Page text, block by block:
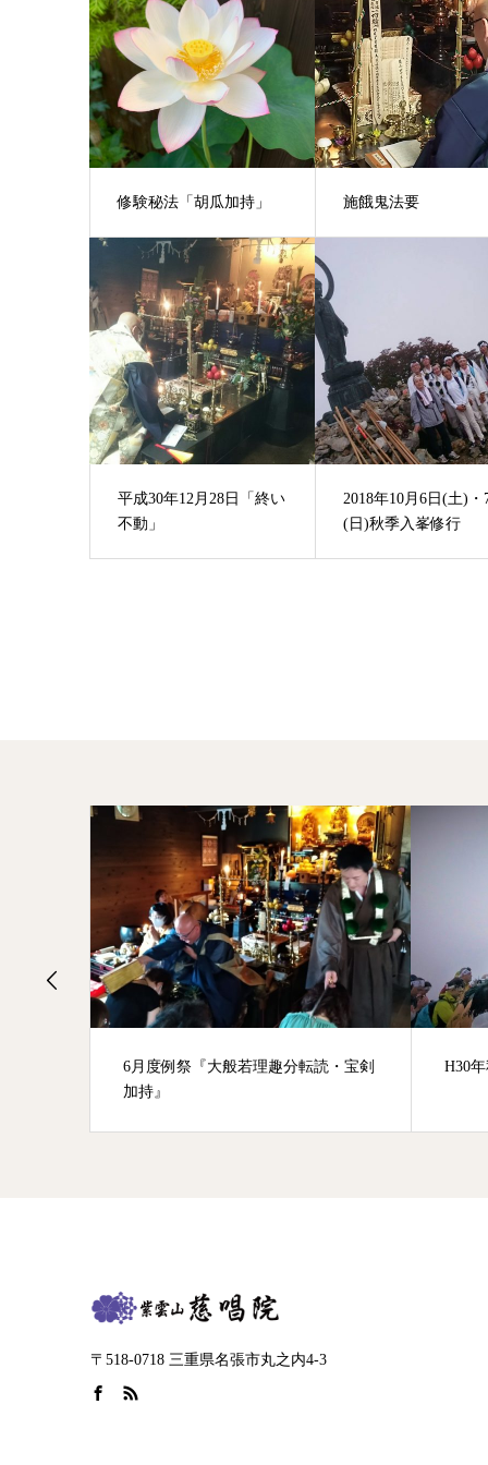
修験秘法「胡瓜加持」 施餓鬼法要
平成30年12月28日「終い
不動」
2018年10月6日(土)・
(日)秋季入峯修行
6月度例祭『大般若理趣分転読・宝剣
加持』
H30
〒518-0718 三重県名張市丸之内4-3